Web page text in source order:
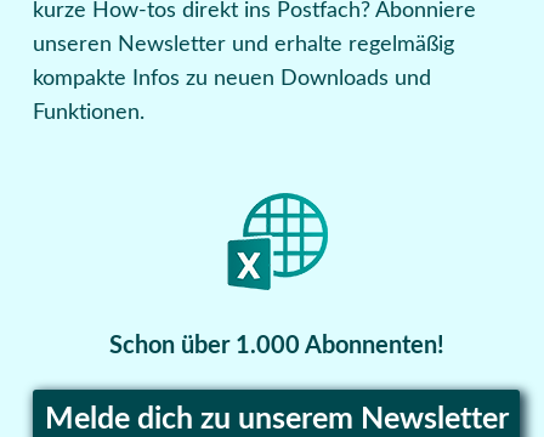
kurze How-tos direkt ins Postfach? Abonniere
unseren Newsletter und erhalte regelmäßig
kompakte Infos zu neuen Downloads und
Funktionen.
Schon über 1.000 Abonnenten!
Melde dich zu unserem Newsletter